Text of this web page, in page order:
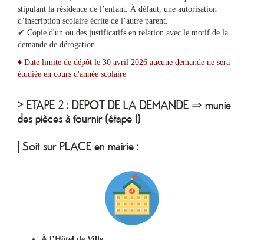
stipulant la résidence de l’enfant. À défaut, une autorisation
d’inscription scolaire écrite de l’autre parent.
✔ Copie d'un ou des justificatifs en relation avec le motif de la
demande de dérogation
♦ Date limite de dépôt le 30 avril 2026 aucune demande ne sera
étudiée en cours d'année scolaire
> ETAPE 2 : DEPOT DE LA DEMANDE ⇒ munie
des pièces à fournir (étape 1)
| Soit sur PLACE en mairie :